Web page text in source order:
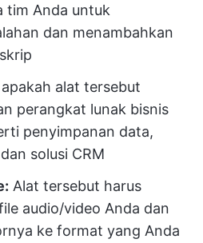
tim Anda untuk
dan menambahkan
alat tersebut
perangkat lunak bisnis
penyimpanan data,
solusi CRM
Alat tersebut harus
audio/video Anda dan
ke format yang Anda